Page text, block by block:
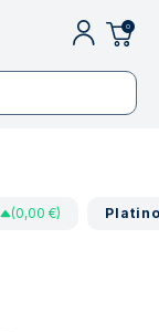
0
(0,00 €)